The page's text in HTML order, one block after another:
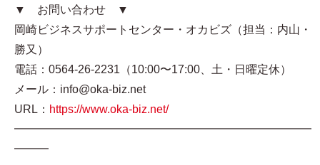
▼ お問い合わせ ▼
岡崎ビジネスサポートセンター・オカビズ（担当：内山・
勝又）
電話：0564-26-2231（10:00〜17:00、土・日曜定休）
メール：info@oka-biz.net
URL： https://www.oka-biz.net/
━━━━━━━━━━━━━━━━━━━━━━━━━━
━━━